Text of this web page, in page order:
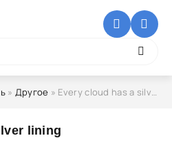
» Другое » Every cloud has a silver lining
lining